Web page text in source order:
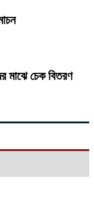
মাঝে চেক বিতরণ